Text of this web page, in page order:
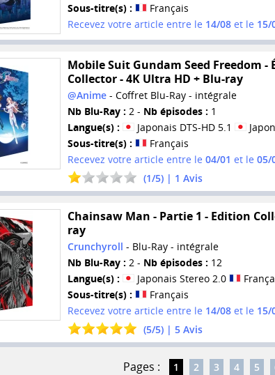
Sous-titre(s) :
Français
Recevez votre article entre le 14/08et le 15/
Mobile Suit Gundam Seed Freedom -
Collector - 4K Ultra HD + Blu-ray
@Anime- Coffret Blu-Ray - intégrale
Nb Blu-Ray : 2 - Nb épisodes : 1
Langue(s) :
Japonais DTS-HD 5.1
Sous-titre(s) :
Français
Recevez votre article entre le 04/01 et le 05/
(1/5) | 1 Avis
Chainsaw Man - Partie 1 - Edition
ray
Crunchyroll - Blu-Ray - intégrale
Nb Blu-Ray : 2 - Nb épisodes : 12
Langue(s) :
Japonais Stereo 2.0
Sous-titre(s) :
Français
Recevez votre article entre le 14/08et le 15/
(5/5) | 5Avis
Pages : 1 2 3 4 5